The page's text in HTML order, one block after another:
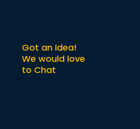
Got an Idea!
We would love
to Chat